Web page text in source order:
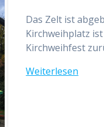
Das Zelt ist
Kirchweihplatz
Kirchweihfest
Weiterlesen